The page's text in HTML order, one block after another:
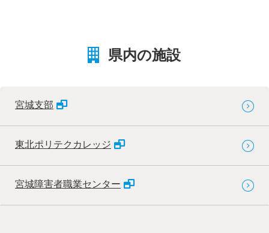
県内の施設
宮城支部
東北ポリテクカレッジ
宮城障害者職業センター